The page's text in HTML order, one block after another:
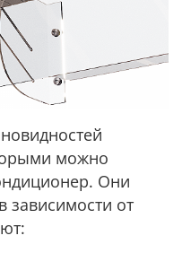
можно
Они
зависимости от